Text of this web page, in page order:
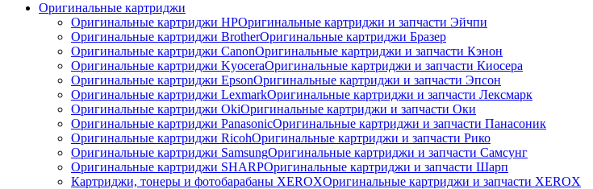
Оригинальные картриджи
Оригинальные картриджи HPОригинальные картриджи и запчасти Эйчпи
Оригинальные картриджи BrotherОригинальные картриджи Бразер
Оригинальные картриджи CanonОригинальные картриджи и запчасти Кэнон
Оригинальные картриджи KyoceraОригинальные картриджи и запчасти Киосера
Оригинальные картриджи EpsonОригинальные картриджи и запчасти Эпсон
Оригинальные картриджи LexmarkОригинальные картриджи и запчасти Лексмарк
Оригинальные картриджи ОkiОригинальные картриджи и запчасти Оки
Оригинальные картриджи PanasonicОригинальные картриджи и запчасти Панасоник
Оригинальные картриджи RicohОригинальные картриджи и запчасти Рико
Оригинальные картриджи SamsungОригинальные картриджи и запчасти Самсунг
Оригинальные картриджи SHARPОригинальные картриджи и запчасти Шарп
Картриджи, тонеры и фотобарабаны XEROXОригинальные картриджи и запчасти XEROX